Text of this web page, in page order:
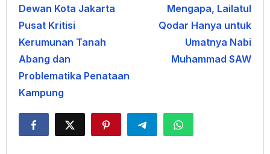
pos
Dewan Kota Jakarta
Pusat Kritisi
Kerumunan Tanah
Abang dan
Problematika Penataan
Kampung
Mengapa, Lailatul
Qodar Hanya untuk
Umatnya Nabi
Muhammad SAW